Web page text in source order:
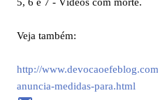
5, 6 e 7 - Vídeos com morte.
Veja também:
http://
anuncia-medidas-para.html